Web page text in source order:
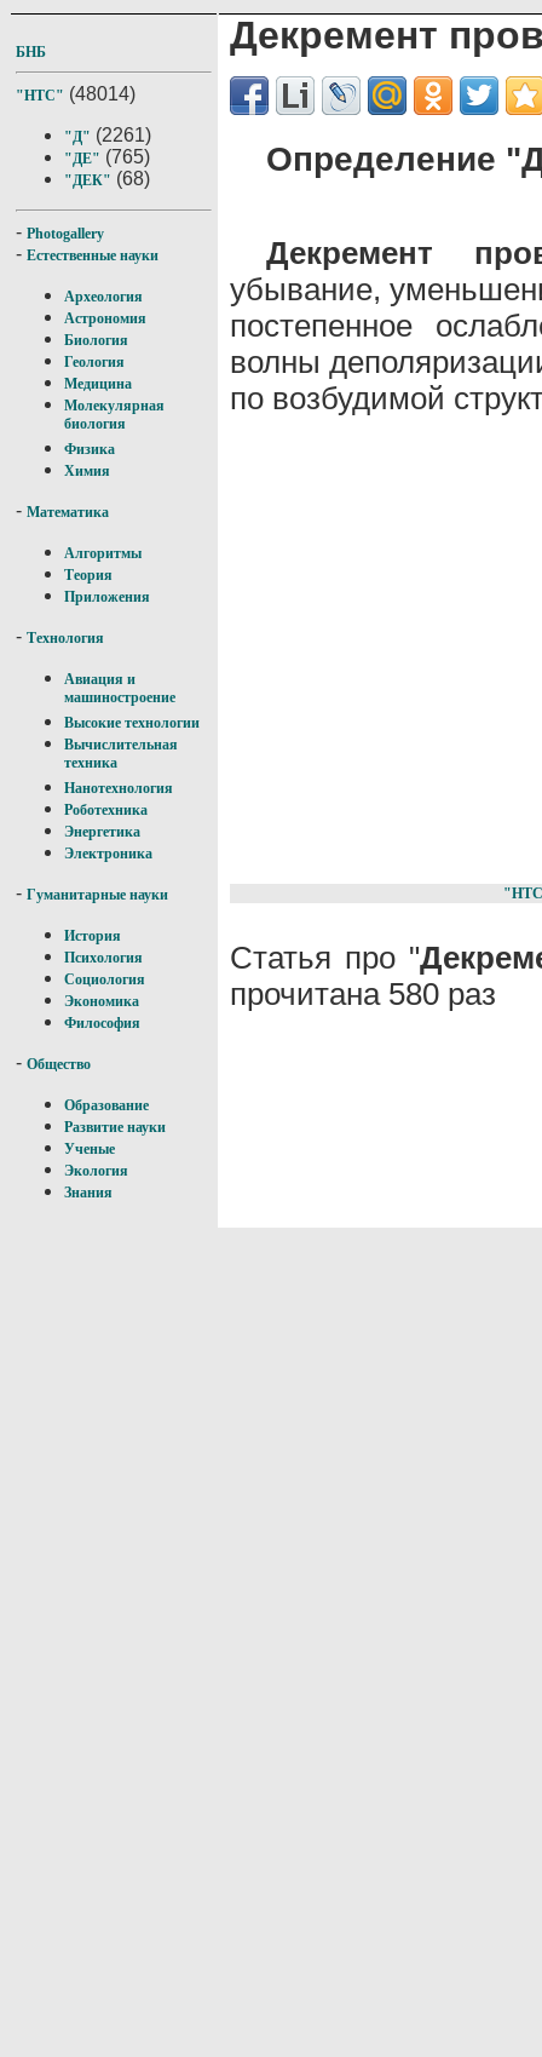
БНБ
"НТС" (48014)
"Д" (2261)
"ДЕ" (765)
"ДЕК" (68)
- Photogallery
- Естественные науки
Археология
Астрономия
Биология
Геология
Медицина
Молекулярная
биология
Физика
Химия
- Математика
Алгоритмы
Теория
Приложения
- Технология
Авиация и
машиностроение
Высокие технологии
Вычислительная
техника
Нанотехнология
Роботехника
Энергетика
Электроника
- Гуманитарные науки
История
Психология
Социология
Экономика
Философия
- Общество
Образование
Развитие науки
Ученые
Экология
Знания
Декремент
Определение
Декремент
убывание,
постепенное
волны
по возбудимой
Статья про "
прочитана 580 раз